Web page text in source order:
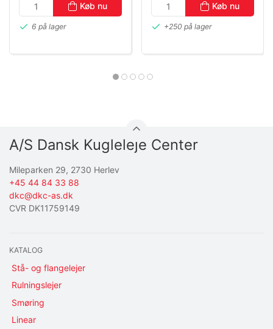
Køb nu
6 på lager
Køb nu
+250 på lager
A/S Dansk Kugleleje Center
Mileparken 29, 2730 Herlev
+45 44 84 33 88
dkc@dkc-as.dk
CVR DK11759149
KATALOG
Stå- og flangelejer
Rulningslejer
Smøring
Linear